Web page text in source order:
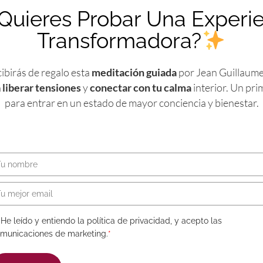
abundancia con más
199,00€+ IVA (España y Europa)
Me
de la fortuna.
económica.
historia, y la historia familiar, en relación a la
económica.
confort económica hasta que incluya nuestro
económica la idea de que la «suerte» y el «azar»
Probar Una
Transformadora?
de regalo esta meditación guiadapor Jean
liberar tensionesyconectar con tu calmainterior. Un
para entrar en un estado de mayor conciencia y bienestar.
He leído y entiendo la política de privacidad, y acepto las
de marketing.*